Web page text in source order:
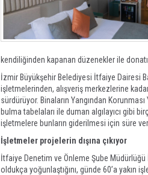
kendiliğinden kapanan düzenekler ile
İzmir Büyükşehir Belediyesi İtfaiye Dairesi
işletmelerinden, alışveriş merkezlerine
sürdürüyor. Binaların Yangından
bulma tabelaları ile duman algılayıcı gibi
işletmelere bunların giderilmesi için süre
İşletmeler projelerin dışına çıkıyor
İtfaiye Denetim ve Önleme Şube
oldukça yoğunlaştığını, günde 60’a yakın